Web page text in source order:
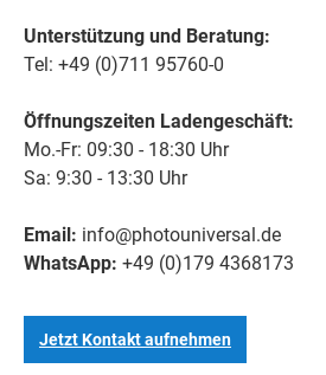
Unterstützung und Beratung:
Tel: +49 (0)711 95760-0
Öffnungszeiten Ladengeschäft:
Mo.-Fr: 09:30 - 18:30 Uhr
Sa: 9:30 - 13:30 Uhr
Email: info@photouniversal.de
WhatsApp: +49 (0)179 4368173
Jetzt Kontakt aufnehmen